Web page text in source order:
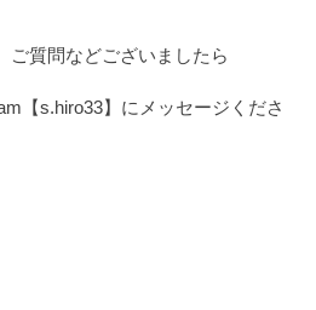
ご質問などございましたら
【s.hiro33】にメッセージくださ